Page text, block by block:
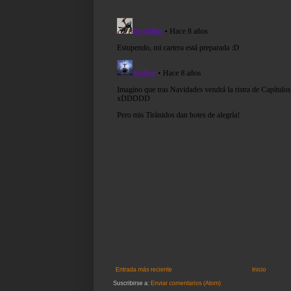
Entrada más reciente
Inicio
Suscribirse a: Enviar comentarios (Atom)